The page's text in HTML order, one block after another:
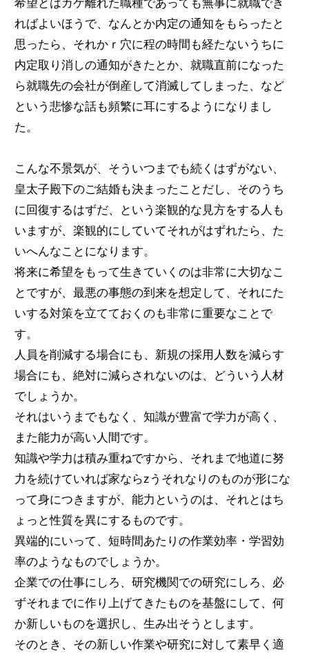
希望とはカケ離れた職種であっても無事に就職でき
ればよいほうで、なんとか内定の通知をもらったと
思ったら、それかｒ穴に程の時間も経たないうちに
内定取り消しの通知がきたとか、就職直前になった
ら就職先の会社が倒産して消滅してしまった、など
という悲惨な話も頻繁に耳にするようになりまし
た。
こんな不景気が、そういつまでも続くはずがない、
皇太子殿下のご結婚も決まったことだし、そのうち
に回復するはずだ、という楽観的な見方をする人も
いますが、楽観的にしていてそれがはずれたら、た
いへんなことになります。
将来に希望をもって生きていくのは非常に大切なこ
とですが、最悪の事態の到来を想定して、それにた
いする対策を立てておくのも非常に重要なことで
す。
人員を削減する場合にも、新規の採用人数を減らす
場合にも、絶対に減らされないのは、どういう人材
でしょうか。
それはいうまでもなく、知識が豊富で学力が高く、
また能力が高い人間です。
知識や学力は積み重ねですから、それまで地道に努
力を続けていれば家ならzうそれなりのものが形にな
って身につきますが、能力というのは、それとはち
ょっと性質を異にするものです。
異端的にいって、短時間あたりの作業効率・学習効
率のようなものでしょうか。
企業での仕事にしろ、研究機関での研究にしろ、必
ずそれまでに作り上げてきたものを基盤にして、何
か新しいものを選択し、生み出そうとします。
そのとき、その新しい作業や研究に対して素早く適